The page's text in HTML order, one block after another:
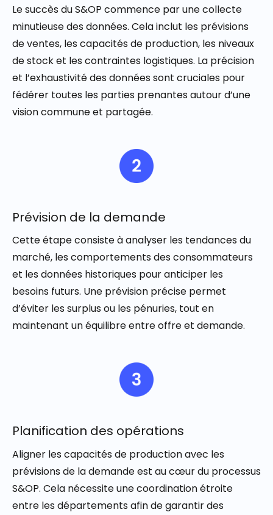
Le succès du S&OP commence par une collecte
minutieuse des données. Cela inclut les prévisions
de ventes, les capacités de production, les niveaux
de stock et les contraintes logistiques. La précision
et l’exhaustivité des données sont cruciales pour
fédérer toutes les parties prenantes autour d’une
vision commune et partagée.
Prévision de la demande
Cette étape consiste à analyser les tendances du
marché, les comportements des consommateurs
et les données historiques pour anticiper les
besoins futurs. Une prévision précise permet
d’éviter les surplus ou les pénuries, tout en
maintenant un équilibre entre offre et demande.
Planification des opérations
Aligner les capacités de production avec les
prévisions de la demande est au cœur du processus
S&OP. Cela nécessite une coordination étroite
entre les départements afin de garantir des